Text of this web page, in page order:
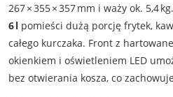
267 × 355 × 357 mm i waży ok. 5,4
6 lpomieści dużą porcję frytek,
całego kurczaka. Front z
okienkiem i oświetleniem LED
bez otwierania kosza, co